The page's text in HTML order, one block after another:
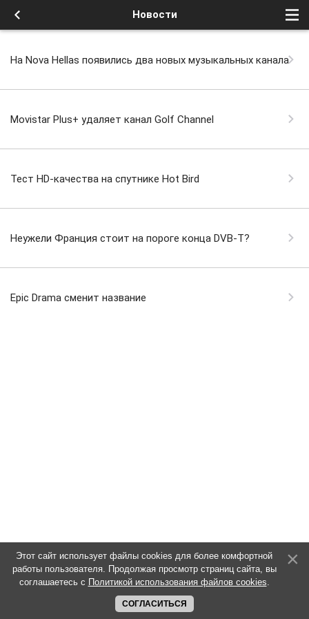
Новости
На Nova Hellas появились два новых музыкальных канала
Movistar Plus+ удаляет канал Golf Channel
Тест HD-качества на спутнике Hot Bird
Неужели Франция стоит на пороге конца DVB-T?
Epic Drama сменит название
Этот сайт использует файлы cookies для более комфортной
работы пользователя. Продолжая просмотр страниц сайта, вы
соглашаетесь с Политикой использования файлов cookies.
СОГЛАСИТЬСЯ